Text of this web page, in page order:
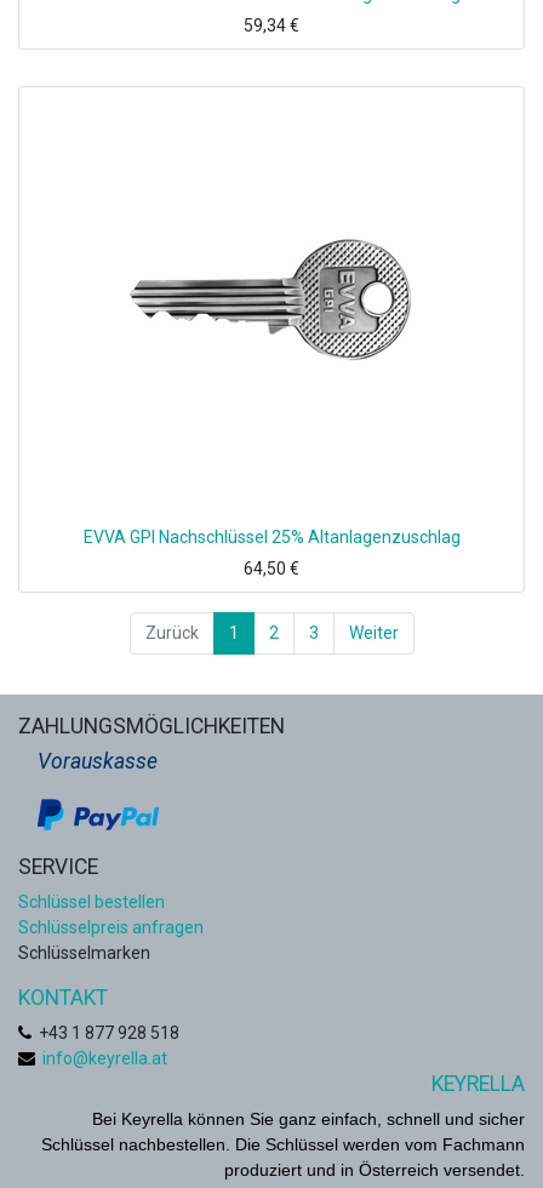
59,34€
EVVA GPI Nachschlüssel 25% Altanlagenzuschlag
64,50 €
Zurück 1 2 3 Weiter
ZAHLUNGSMÖGLICHKEITEN
Vorauskasse
SERVICE
Schlüssel bestellen
Schlüsselpreis anfragen
Schlüsselmarken
KONTAKT
+43 1 877 928 518
info@keyrella.at
KEYRELLA
Bei Keyrella können Sie ganz einfach, schnell und sicher
Schlüssel nachbestellen. Die Schlüssel werden vom Fachmann
produziert und in Österreich versendet.